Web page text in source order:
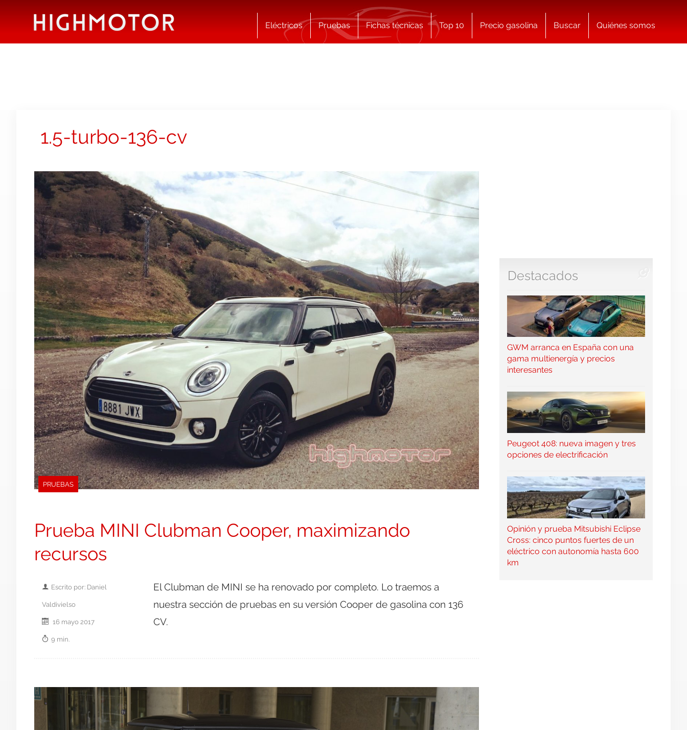
Eléctricos Pruebas Fichas técnicas Top 10 Precio gasolina Buscar Quiénes somos
1.5-turbo-136-cv
PRUEBAS
Prueba MINI Clubman Cooper, maximizando
recursos
Escrito por: Daniel
Valdivielso
16 mayo 2017
9 min.
El Clubman de MINI se ha renovado por completo. Lo traemos a
nuestra sección de pruebas en su versión Cooper de gasolina con 136
CV.
Destacados
GWM arranca en España con una
gama multienergía y precios
interesantes
Peugeot 408: nueva imagen y tres
opciones de electrificación
Opinión y prueba Mitsubishi Eclipse
Cross: cinco puntos fuertes de un
eléctrico con autonomía hasta 600
km